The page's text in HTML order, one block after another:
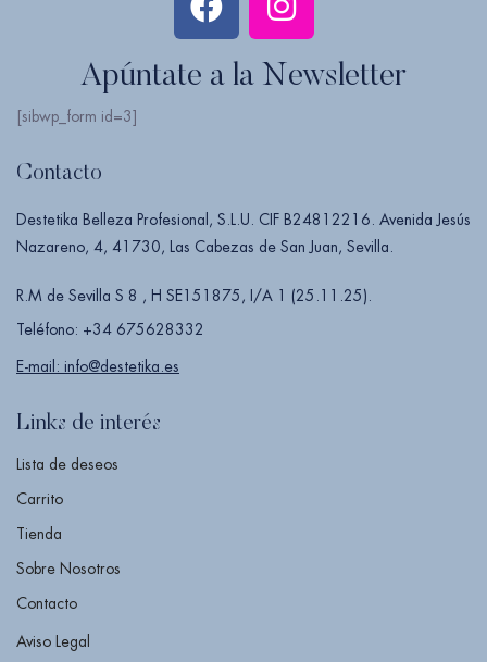
Apúntate a la Newsletter
[sibwp_form id=3]
Contacto
Destetika Belleza Profesional, S.L.U. CIF B24812216. Avenida Jesús
Nazareno, 4, 41730, Las Cabezas de San Juan, Sevilla.
R.M de Sevilla S 8 , H SE151875, I/A 1 (25.11.25).
Teléfono: +34 675628332
E-mail: info@destetika.es
Links de interés
Lista de deseos
Carrito
Tienda
Sobre Nosotros
Contacto
Aviso Legal